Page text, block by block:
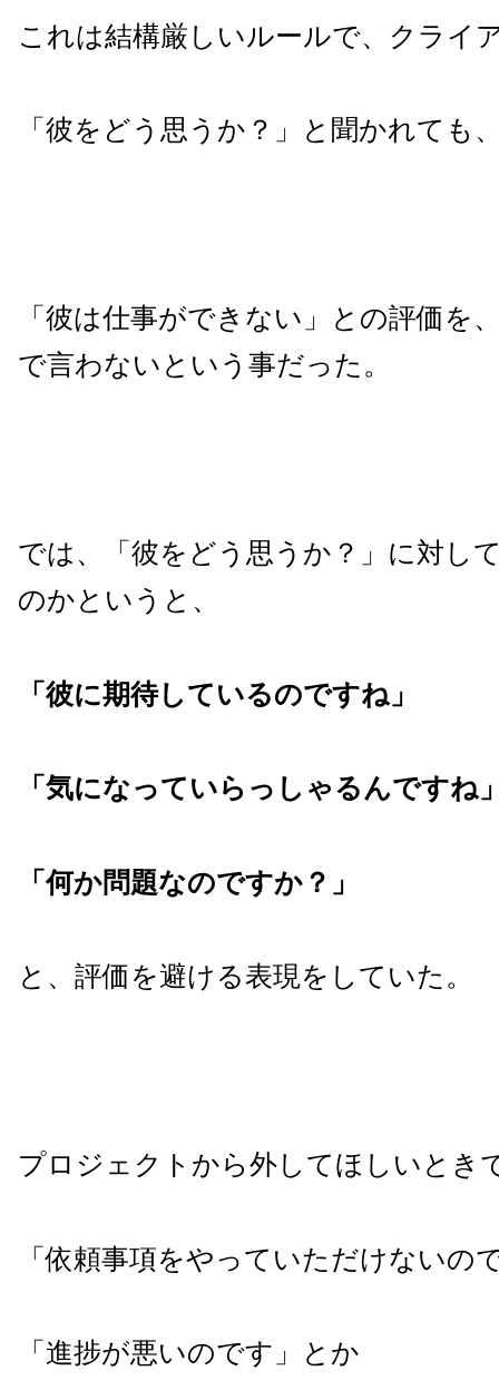
これは結構厳しいルールで、クライ
「彼をどう思うか？」と聞かれても
「彼は仕事ができない」との評価を
で言わないという事だった。
では、「彼をどう思うか？」に対し
のかというと、
「彼に期待しているのですね」
「気になっていらっしゃるんですね
「何か問題なのですか？」
と、評価を避ける表現をしていた。
プロジェクトから外してほしいとき
「依頼事項をやっていただけないの
「進捗が悪いのです」とか